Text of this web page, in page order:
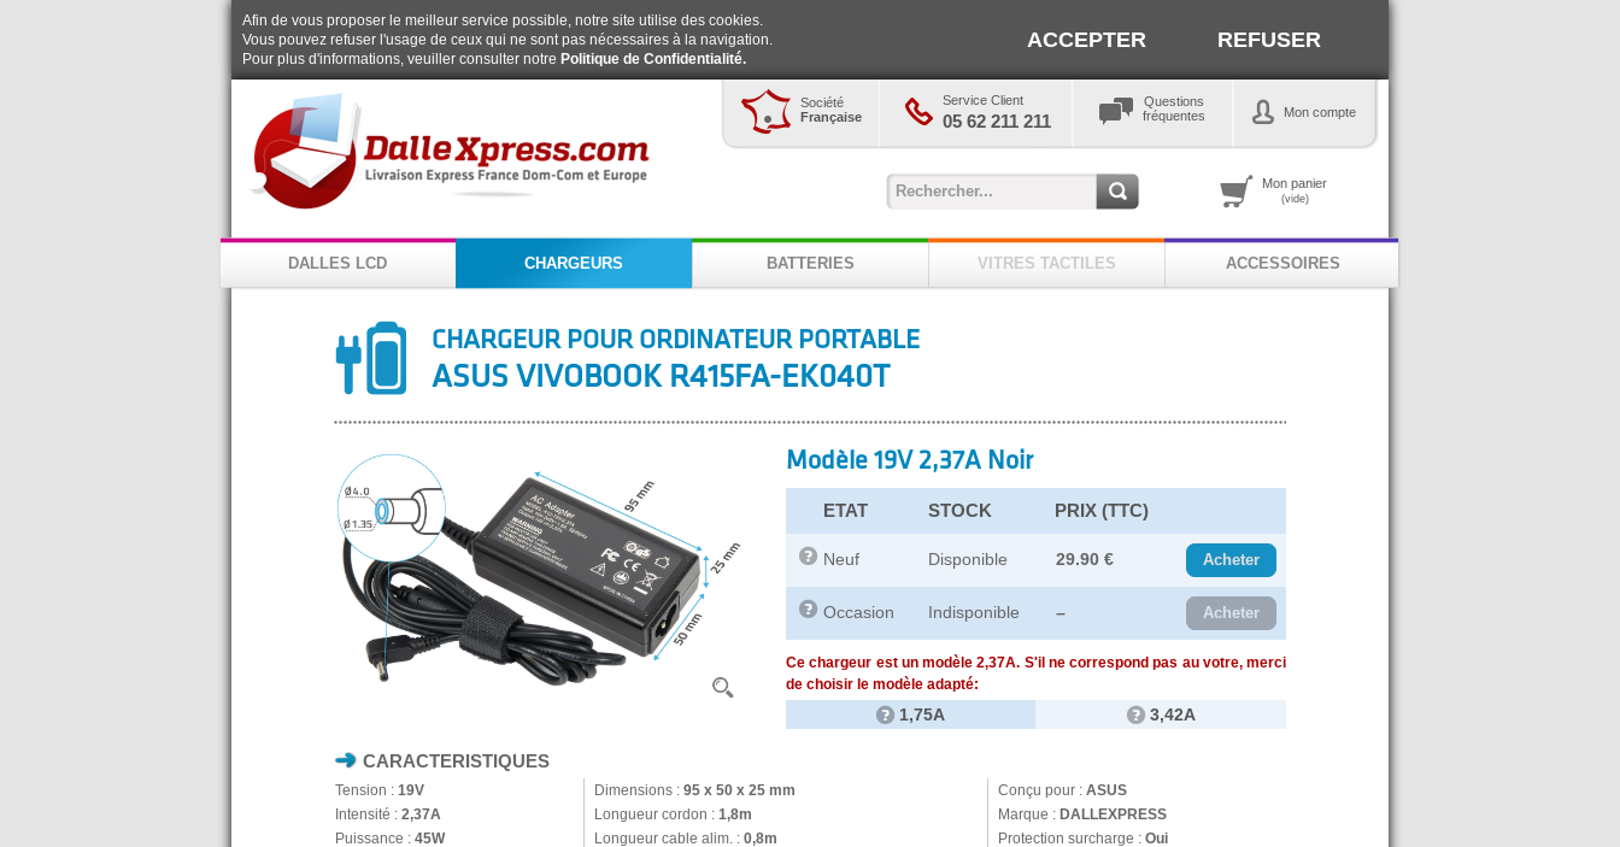
Afin de vous proposer le meilleur service possible, notre site utilise des cookies.
Vous pouvez refuser l'usage de ceux qui ne sont pas nécessaires à la navigation.
Pour plus d'informations, veuiller consulter notre Politique de Confidentialité.
ACCEPTER REFUSER
Société
Française
Service Client
05 62 211 211
Questions
fréquentes
Mon compte
Mon panier
(vide)
DALLES LCD CHARGEURS BATTERIES VITRES TACTILES ACCESSOIRES
CHARGEUR POUR ORDINATEUR PORTABLE
ASUS VIVOBOOK R415FA-EK040T
Modèle 19V 2,37A Noir
ETAT STOCK PRIX (TTC)
Neuf Disponible 29.90 € Acheter
Occasion Indisponible – Acheter
Ce chargeur est un modèle 2,37A. S'il ne correspond pas au votre, merci
de choisir le modèle adapté:
1,75A 3,42A
CARACTERISTIQUES
Tension : 19V Dimensions : 95 x 50 x 25 mm Conçu pour : ASUS
Intensité : 2,37A Longueur cordon : 1,8m Marque : DALLEXPRESS
Puissance : 45W Longueur cable alim. : 0,8m Protection surcharge : Oui